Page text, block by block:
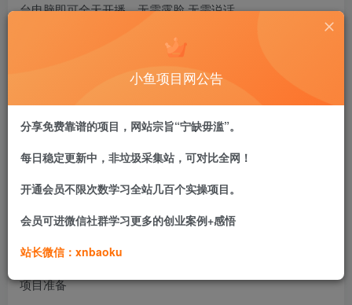
台电脑即可全天开播，无需露脸 无需说话
经过星辰团队无数次测试实操出来理想的结果，打开淘宝的
客户都是想购物，所以对直播的人货场要求非常低，按我的
方法来 怎么播都能出单，可矩阵，
只要跟着教程操作，保证你开播就出单，并且还很容易爆
从你认识星辰开始，保证你在2025副业路上收获满满!!
项目介绍
项目准备
小鱼项目网公告
分享免费靠谱的项目，网站宗旨“宁缺毋滥”。
每日稳定更新中，非垃圾采集站，可对比全网！
开通会员不限次数学习全站几百个实操项目。
会员可进微信社群学习更多的创业案例+感悟
站长微信：xnbaoku